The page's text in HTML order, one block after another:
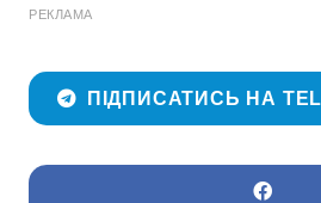
РЕКЛАМА
ПІДПИСАТИСЬ НА